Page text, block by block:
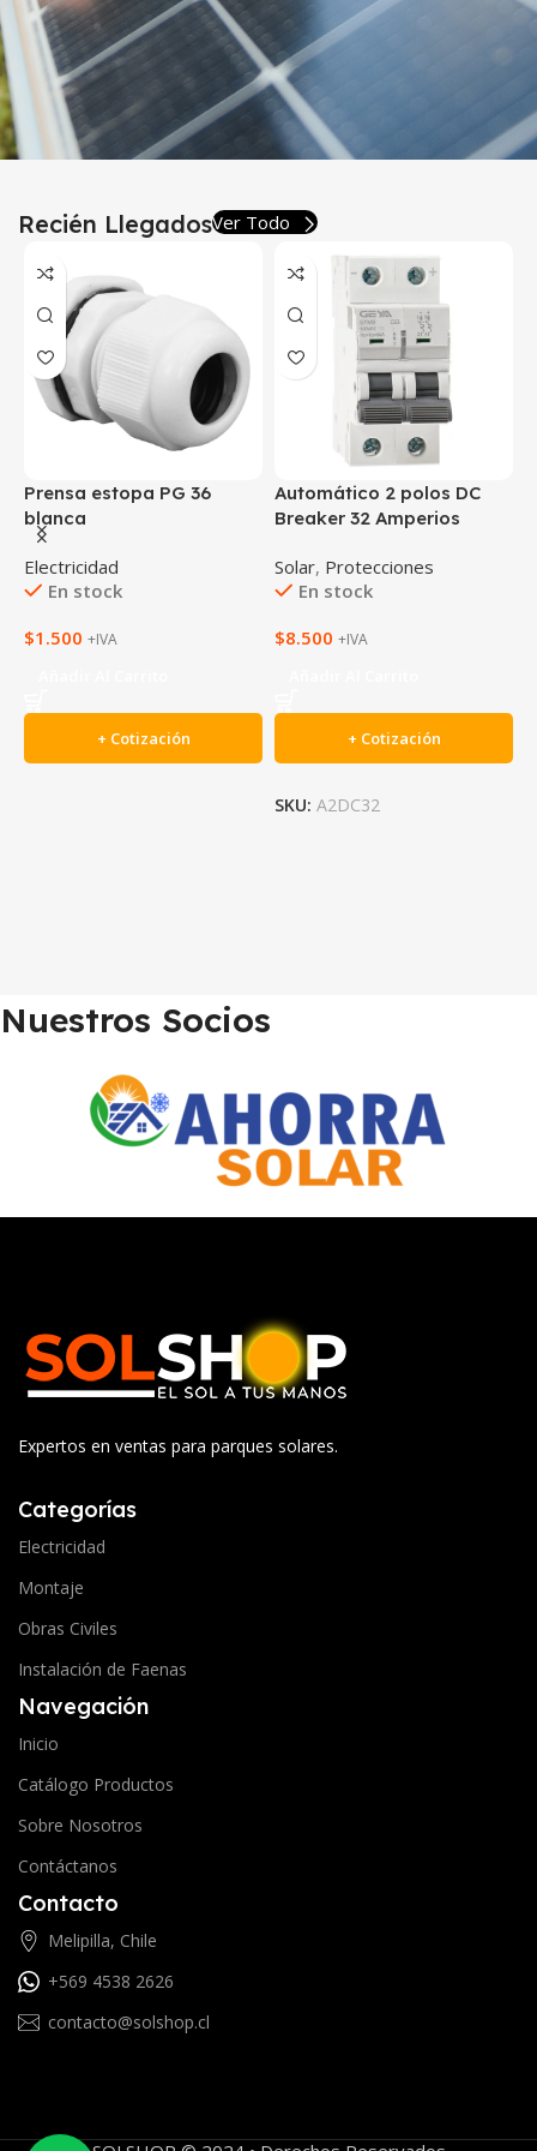
Recién LlegadosVer Todo
Prensa estopa PG 36
blanca
Electricidad
En stock
$1.500 +IVA
+ Cotización
Automático 2 polos DC
Breaker 32 Amperios
Solar, Protecciones
En stock
$8.500 +IVA
+ Cotización
SKU: A2DC32
Nuestros Socios
Expertos en ventas para parques solares.
Categorías
Electricidad
Montaje
Obras Civiles
Instalación de Faenas
Navegación
Inicio
Catálogo Productos
Sobre Nosotros
Contáctanos
Contacto
Melipilla, Chile
+569 4538 2626
contacto@solshop.cl